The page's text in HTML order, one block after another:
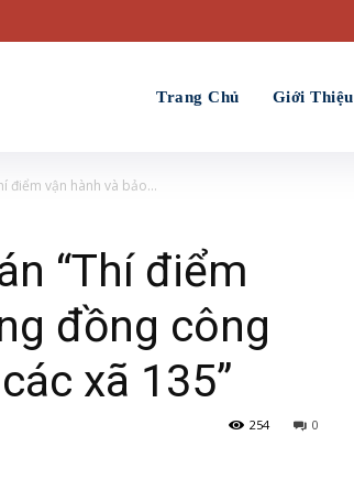
Trang Chủ Giới Thiệu
điểm vận hành và bảo...
“Thí điểm
đồng công
xã 135”
0
254